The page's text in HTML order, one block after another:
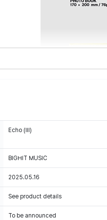
Echo (III)
BIGHIT MUSIC
2025.05.16
See product details
To be announced